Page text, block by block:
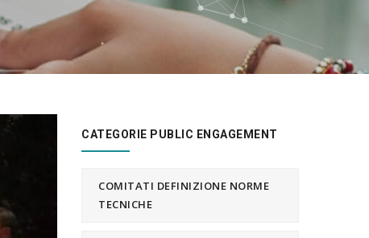
CATEGORIE PUBLIC ENGAGEMENT
COMITATI DEFINIZIONE NORME
TECNICHE